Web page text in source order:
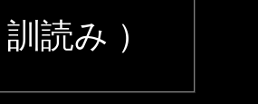
訓読み ）